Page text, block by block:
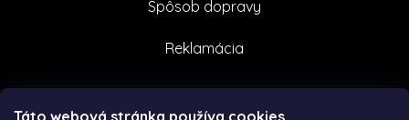
Táto webová stránka používa cookies.
Spôsob dopravy
Reklamácia